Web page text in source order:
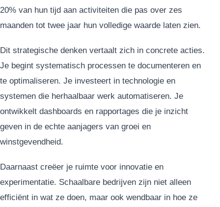
20% van hun tijd aan activiteiten die pas over zes
maanden tot twee jaar hun volledige waarde laten zien.
Dit strategische denken vertaalt zich in concrete acties.
Je begint systematisch processen te documenteren en
te optimaliseren. Je investeert in technologie en
systemen die herhaalbaar werk automatiseren. Je
ontwikkelt dashboards en rapportages die je inzicht
geven in de echte aanjagers van groei en
winstgevendheid.
Daarnaast creëer je ruimte voor innovatie en
experimentatie. Schaalbare bedrijven zijn niet alleen
efficiënt in wat ze doen, maar ook wendbaar in hoe ze